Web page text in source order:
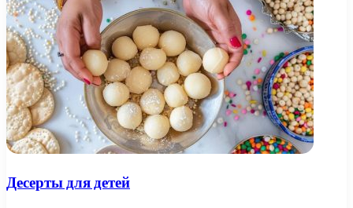
Десерты для детей